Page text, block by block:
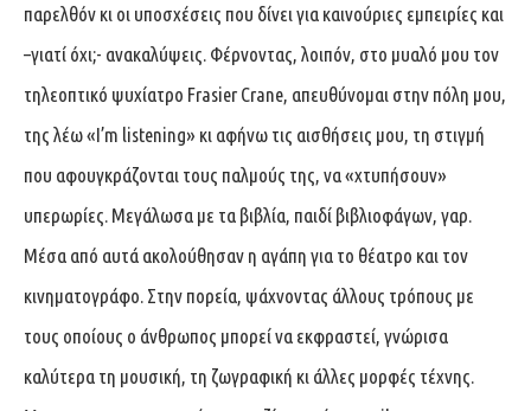
παρελθόν κι οι υποσχέσεις που δίνει για καινούριες εμπειρίες και
–γιατί όχι;- ανακαλύψεις. Φέρνοντας, λοιπόν, στο μυαλό μου τον
τηλεοπτικό ψυχίατρο Frasier Crane, απευθύνομαι στην πόλη μου,
της λέω «I’m listening» κι αφήνω τις αισθήσεις μου, τη στιγμή
που αφουγκράζονται τους παλμούς της, να «χτυπήσουν»
υπερωρίες. Μεγάλωσα με τα βιβλία, παιδί βιβλιοφάγων, γαρ.
Μέσα από αυτά ακολούθησαν η αγάπη για το θέατρο και τον
κινηματογράφο. Στην πορεία, ψάχνοντας άλλους τρόπους με
τους οποίους ο άνθρωπος μπορεί να εκφραστεί, γνώρισα
καλύτερα τη μουσική, τη ζωγραφική κι άλλες μορφές τέχνης.